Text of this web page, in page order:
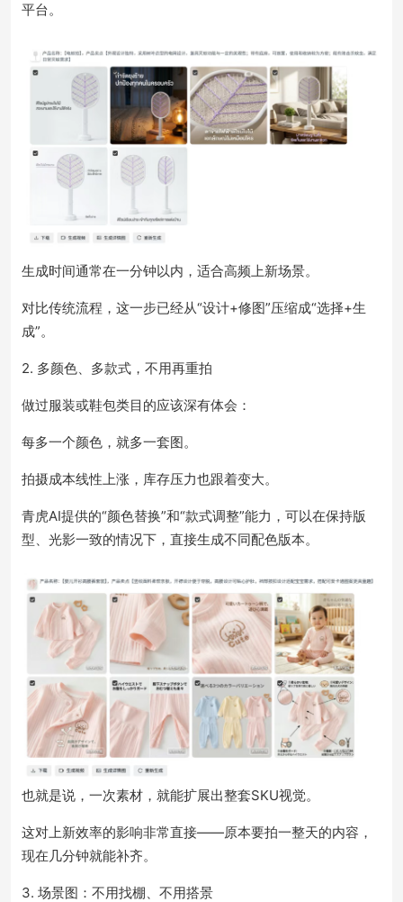
平台。
生成时间通常在一分钟以内，适合高频上新场景。
对比传统流程，这一步已经从“设计+修图”压缩成“选择+生
成”。
2. 多颜色、多款式，不用再重拍
做过服装或鞋包类目的应该深有体会：
每多一个颜色，就多一套图。
拍摄成本线性上涨，库存压力也跟着变大。
青虎AI提供的“颜色替换”和“款式调整”能力，可以在保持版
型、光影一致的情况下，直接生成不同配色版本。
也就是说，一次素材，就能扩展出整套SKU视觉。
这对上新效率的影响非常直接——原本要拍一整天的内容，
现在几分钟就能补齐。
3. 场景图：不用找棚、不用搭景